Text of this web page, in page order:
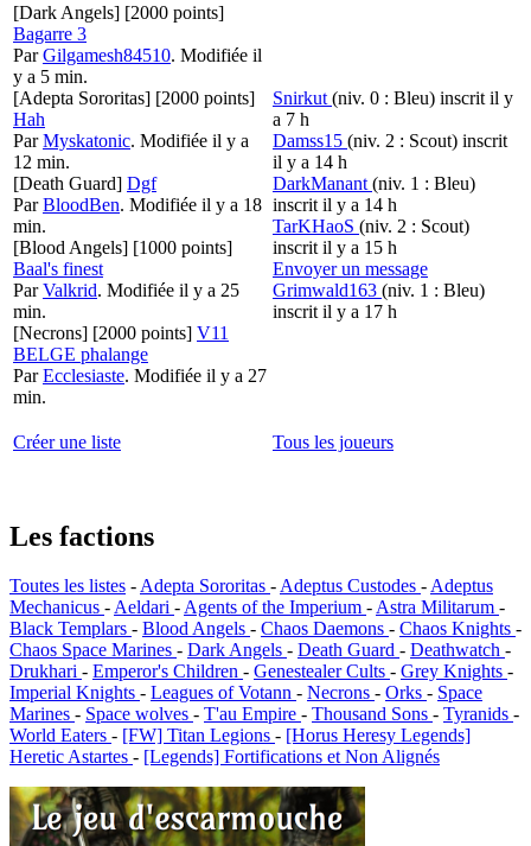
[Dark Angels] [2000 points]
Bagarre 3
ParGilgamesh84510. Modifiée il
y a 5 min.
[Adepta Sororitas] [2000 points]
Hah
ParMyskatonic. Modifiée il y a
12 min.
[Death Guard] Dgf
ParBloodBen. Modifiée il y a 18
min.
[Blood Angels] [1000 points]
Baal's finest
ParValkrid. Modifiée il y a 25
min.
[Necrons] [2000 points] V11
BELGE phalange
ParEcclesiaste. Modifiée il y a 27
min.
Snirkut (niv. 0 : Bleu) inscrit il y
a 7 h
Damss15 (niv. 2 : Scout) inscrit
il y a 14 h
DarkManant (niv. 1 : Bleu)
inscrit il y a 14 h
TarKHaoS (niv. 2 : Scout)
inscrit il y a 15 h
Envoyer un message
Grimwald163 (niv. 1 : Bleu)
inscrit il y a 17 h
Créer une liste Tous les joueurs
Les factions
Toutes les listes -Adepta Sororitas -Adeptus Custodes -Adeptus
Mechanicus -Aeldari -Agents of the Imperium -Astra Militarum -
Black Templars - Blood Angels - Chaos Daemons - Chaos Knights -
Chaos Space Marines - Dark Angels - Death Guard - Deathwatch -
Drukhari - Emperor's Children - Genestealer Cults - Grey Knights -
Imperial Knights - Leagues of Votann - Necrons - Orks - Space
Marines - Space wolves - T'au Empire - Thousand Sons - Tyranids -
World Eaters - [FW] Titan Legions - [Horus Heresy Legends]
Heretic Astartes - [Legends] Fortifications et Non Alignés